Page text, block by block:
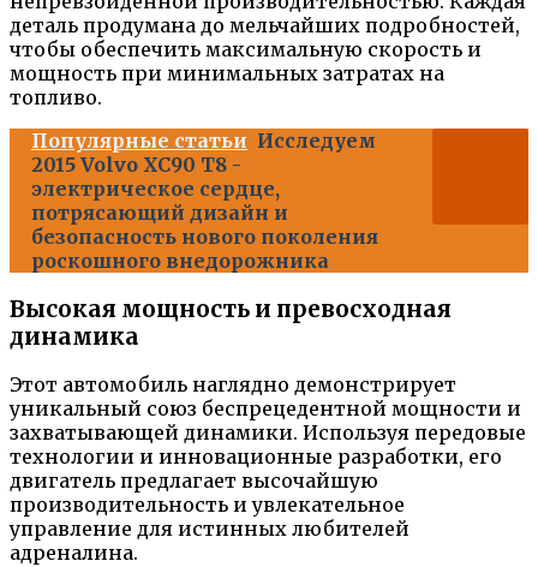
деталь продумана до мельчайших подробностей,
чтобы обеспечить максимальную скорость и
мощность при минимальных затратах на
топливо.
Популярные статьи Исследуем
2015 Volvo XC90 T8 -
электрическое сердце,
потрясающий дизайн и
безопасность нового поколения
роскошного внедорожника
Высокая мощность и превосходная
динамика
Этот автомобиль наглядно демонстрирует
уникальный союз беспрецедентной мощности и
захватывающей динамики. Используя передовые
технологии и инновационные разработки, его
двигатель предлагает высочайшую
производительность и увлекательное
управление для истинных любителей
адреналина.